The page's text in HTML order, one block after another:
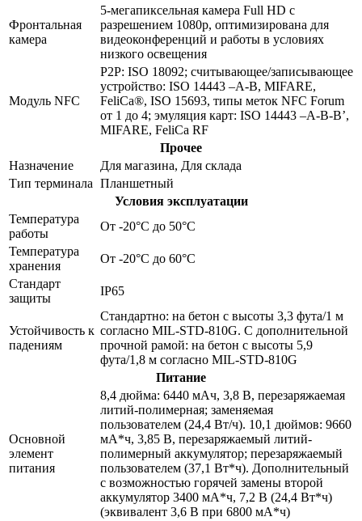
Фронтальная
камера
5-мегапиксельная камера Full HD с
разрешением 1080p, оптимизирована для
видеоконференций и работы в условиях
низкого освещения
Модуль NFC
P2P: ISO 18092; считывающее/записывающее
устройство: ISO 14443 –A-B, MIFARE,
FeliCa®, ISO 15693, типы меток NFC Forum
от 1 до 4; эмуляция карт: ISO 14443 –A-B-B’,
MIFARE, FeliCa RF
Прочее
Назначение
Для магазина, Для склада
Тип терминала Планшетный
Условия эксплуатации
Температура
работы
От -20°C до 50°C
Температура
хранения
От -20°C до 60°C
Стандарт
защиты
IP65
Устойчивость к
падениям
Стандартно: на бетон с высоты 3,3 фута/1 м
согласно MIL-STD-810G. С дополнительной
прочной рамой: на бетон с высоты 5,9
фута/1,8 м согласно MIL-STD-810G
Питание
Основной
элемент
питания
8,4 дюйма: 6440 мАч, 3,8 В, перезаряжаемая
литий-полимерная; заменяемая
пользователем (24,4 Вт/ч). 10,1 дюймов: 9660
мА*ч, 3,85 В, перезаряжаемый литий-
полимерный аккумулятор; перезаряжаемый
пользователем (37,1 Вт*ч). Дополнительный
с возможностью горячей замены второй
аккумулятор 3400 мА*ч, 7,2 В (24,4 Вт*ч)
(эквивалент 3,6 В при 6800 мА*ч)